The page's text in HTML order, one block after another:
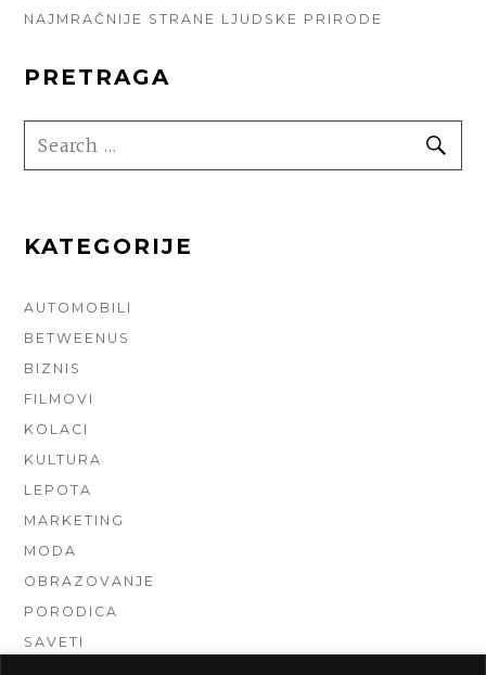
NAJMRAČNIJE STRANE LJUDSKE PRIRODE
PRETRAGA
SEARCH
FOR:
KATEGORIJE
AUTOMOBILI
BETWEENUS
BIZNIS
FILMOVI
KOLACI
KULTURA
LEPOTA
MARKETING
MODA
OBRAZOVANJE
PORODICA
SAVETI